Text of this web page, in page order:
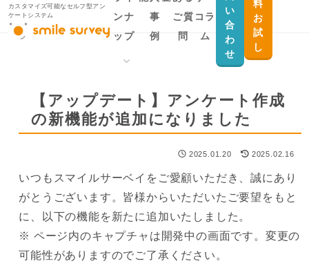
カスタマイズ可能なセルフ型アン
ケートシステム
ンナ
ップ
smile survey
smile survey MYPAGE
Salesforceとデー
従業員満足度調査
を実施したい
ID認証付きアンケ
ートを作りたい
事
例
ご質
問
コラ
ム
い
合
わ
せ
料
お
試
し
【アップデート】アンケート作成
の新機能が追加になりました
2025.01.20 2025.02.16
いつもスマイルサーベイをご愛顧いただき、誠にあり
がとうございます。皆様からいただいたご要望をもと
に、以下の機能を新たに追加いたしました。
※ ページ内のキャプチャは開発中の画面です。変更の
可能性がありますのでご了承ください。